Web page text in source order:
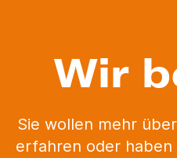
Wir
Sie wollen mehr
erfahren oder haben